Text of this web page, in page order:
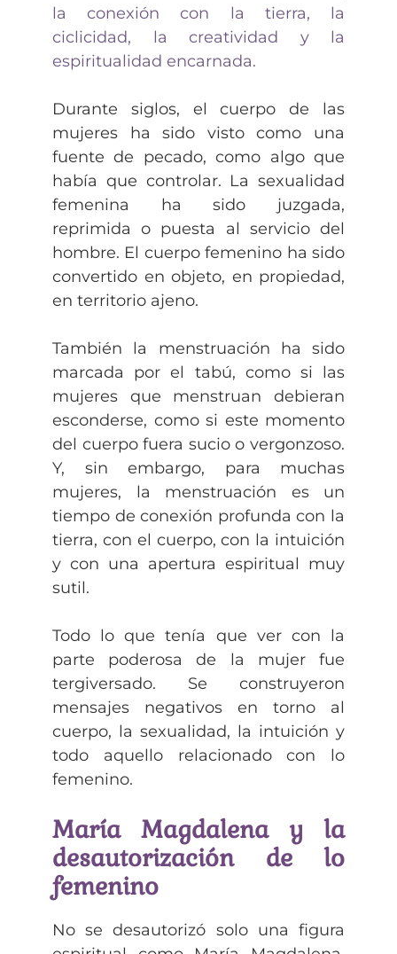
la conexión con la tierra, la
ciclicidad, la creatividad y la
espiritualidad encarnada.
Durante siglos, el cuerpo de las
mujeres ha sido visto como una
fuente de pecado, como algo que
había que controlar. La sexualidad
femenina ha sido juzgada,
reprimida o puesta al servicio del
hombre. El cuerpo femenino ha sido
convertido en objeto, en propiedad,
en territorio ajeno.
También la menstruación ha sido
marcada por el tabú, como si las
mujeres que menstruan debieran
esconderse, como si este momento
del cuerpo fuera sucio o vergonzoso.
Y, sin embargo, para muchas
mujeres, la menstruación es un
tiempo de conexión profunda con la
tierra, con el cuerpo, con la intuición
y con una apertura espiritual muy
sutil.
Todo lo que tenía que ver con la
parte poderosa de la mujer fue
tergiversado. Se construyeron
mensajes negativos en torno al
cuerpo, la sexualidad, la intuición y
todo aquello relacionado con lo
femenino.
María Magdalena y la
desautorización de lo
femenino
No se desautorizó solo una figura